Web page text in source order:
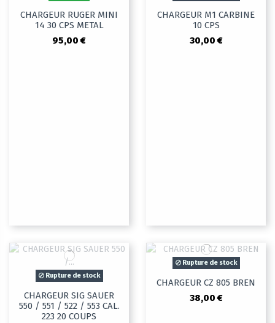
CHARGEUR RUGER MINI
14 30 CPS METAL
95,00 €
CHARGEUR M1 CARBINE
10 CPS
30,00 €
Rupture de stock
CHARGEUR SIG SAUER
550 / 551 / 522 / 553 CAL.
223 20 COUPS
Rupture de stock
CHARGEUR CZ 805 BREN
38,00 €